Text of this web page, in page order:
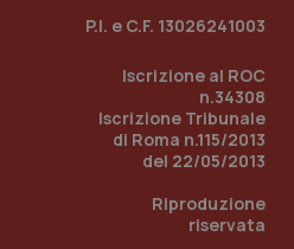
P.I. e C.F. 13026241003
Iscrizione al ROC
n.34308
Iscrizione Tribunale
di Roma n.115/2013
del 22/05/2013
Riproduzione
riservata